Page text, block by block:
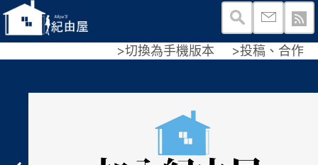
>切換為手機版本 >投稿、合作